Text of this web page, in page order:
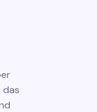
das